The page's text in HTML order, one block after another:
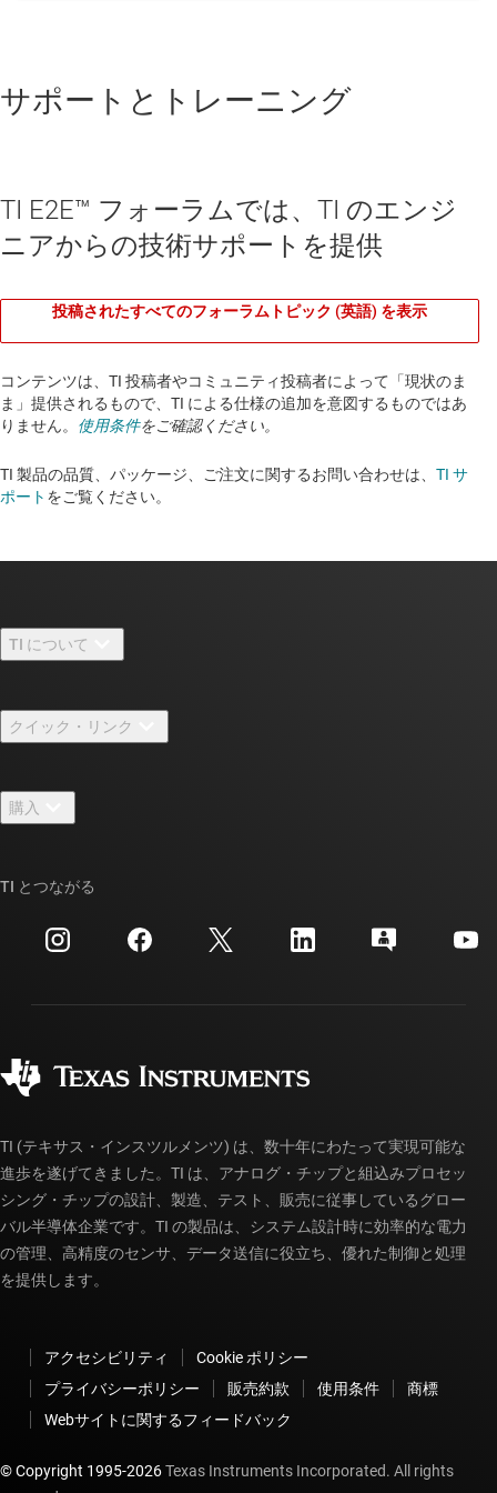
サポートとトレーニング
TI E2E™ フォーラムでは、TI のエンジ
ニアからの技術サポートを提供
投稿されたすべてのフォーラムトピック (英語) を表示
コンテンツは、TI 投稿者やコミュニティ投稿者によって「現状のま
ま」提供されるもので、TI による仕様の追加を意図するものではあ
りません。 使用条件をご確認ください。
TI 製品の品質、パッケージ、ご注文に関するお問い合わせは、 TI サ
ポート をご覧ください。​​​​​​​​​​​​​​
TI について
採用情報
ニュース
イベント
投資家向け情報
クイック・リンク
TI E2E™ 設計サポート・フォーラム
クロスリファレンス検索
カスタマー・サポート・センター
myTI アカウントの FAQ
購入
ご注文に関する FAQ
TI とつながる
TI (テキサス・インスツルメンツ) は、数十年にわたって実現可能な
進歩を遂げてきました。TI は、アナログ・チップと組込みプロセッ
シング・チップの設計、製造、テスト、販売に従事しているグロー
バル半導体企業です。TI の製品は、システム設計時に効率的な電力
の管理、高精度のセンサ、データ送信に役立ち、優れた制御と処理
を提供します。
アクセシビリティ
Cookie ポリシー
プライバシーポリシー
販売約款 使用条件
商標
Webサイトに関するフィードバック
© Copyright 1995-2026Texas Instruments Incorporated. All rights